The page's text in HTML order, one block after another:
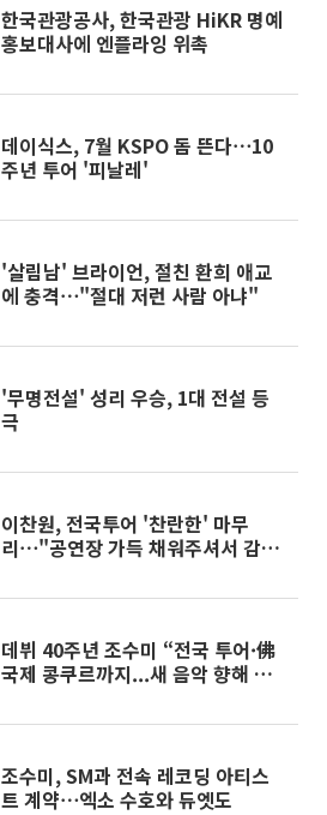
한국관광공사, 한국관광 HiKR 명예
홍보대사에 엔플라잉 위촉
데이식스, 7월 KSPO 돔 뜬다⋯10
주년 투어 '피날레'
'살림남' 브라이언, 절친 환희 애교
에 충격⋯"절대 저런 사람 아냐"
'무명전설' 성리 우승, 1대 전설 등
극
이찬원, 전국투어 '찬란한' 마무
리⋯"공연장 가득 채워주셔서 감
데뷔 40주년 조수미 “전국 투어·佛
국제 콩쿠르까지...새 음악 향해 계
조수미, SM과 전속 레코딩 아티스
트 계약⋯엑소 수호와 듀엣도